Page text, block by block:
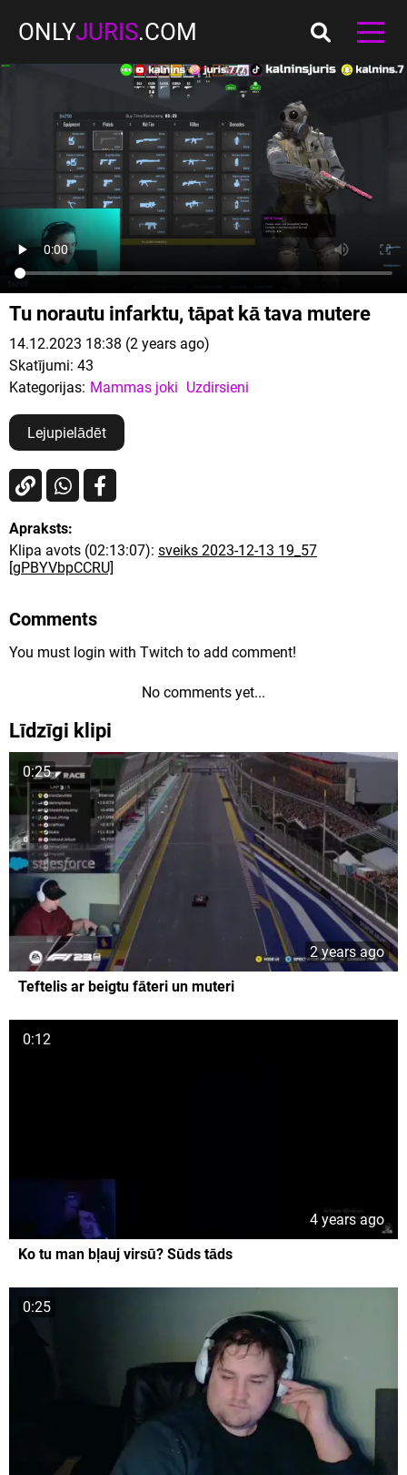
ONLYJURIS.COM
Tu norautu infarktu, tāpat kā tava mutere
14.12.2023 18:38 (2 years ago)
Skatījumi: 43
Kategorijas: Mammas joki Uzdirsieni
Lejupielādēt
Apraksts:
Klipa avots (02:13:07): sveiks 2023-12-13 19_57
[gPBYVbpCCRU]
Comments
You must login with Twitch to add comment!
No comments yet...
Līdzīgi klipi
0:25
2 years ago
Teftelis ar beigtu fāteri un muteri
0:12
4 years ago
Ko tu man bļauj virsū? Sūds tāds
0:25